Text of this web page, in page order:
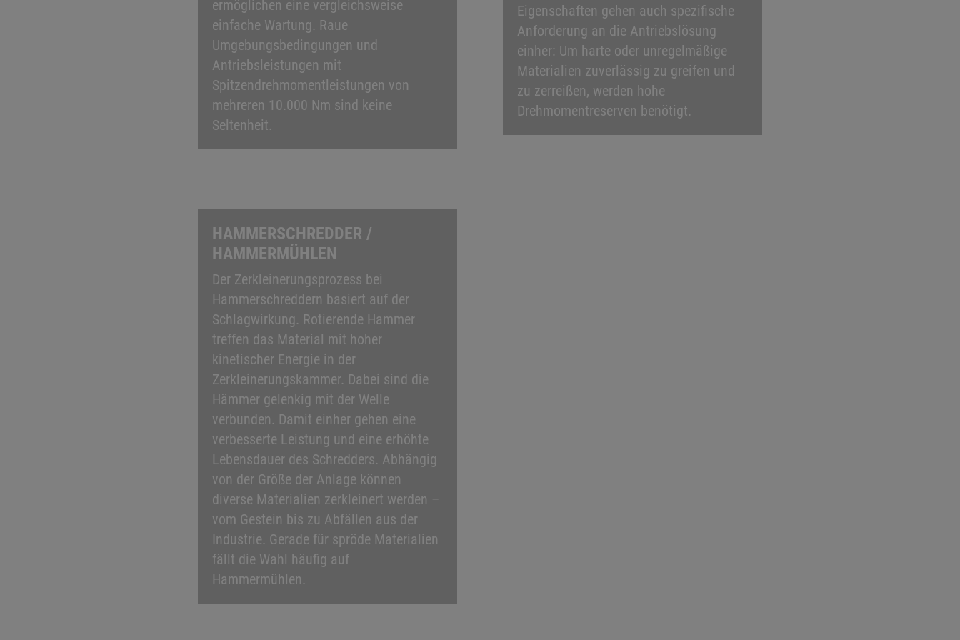
ermöglichen eine vergleichsweise
einfache Wartung. Raue
Umgebungsbedingungen und
Antriebsleistungen mit
Spitzendrehmomentleistungen von
mehreren 10.000 Nm sind keine
Seltenheit.
Eigenschaften gehen auch spezifische
Anforderung an die Antriebslösung
einher: Um harte oder unregelmäßige
Materialien zuverlässig zu greifen und
zu zerreißen, werden hohe
Drehmomentreserven benötigt.
HAMMERSCHREDDER /
HAMMERMÜHLEN
Der Zerkleinerungsprozess bei
Hammerschreddern basiert auf der
Schlagwirkung. Rotierende Hammer
treffen das Material mit hoher
kinetischer Energie in der
Zerkleinerungskammer. Dabei sind die
Hämmer gelenkig mit der Welle
verbunden. Damit einher gehen eine
verbesserte Leistung und eine erhöhte
Lebensdauer des Schredders. Abhängig
von der Größe der Anlage können
diverse Materialien zerkleinert werden –
vom Gestein bis zu Abfällen aus der
Industrie. Gerade für spröde Materialien
fällt die Wahl häufig auf
Hammermühlen.